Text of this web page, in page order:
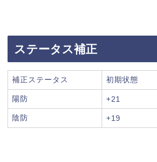
ステータス補正
補正ステータス 初期状態
陽防 +21
陰防 +19